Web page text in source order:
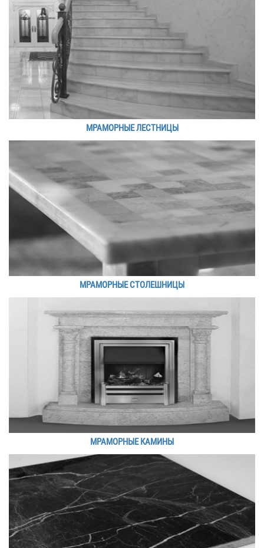
МРАМОРНЫЕ ЛЕСТНИЦЫ
МРАМОРНЫЕ СТОЛЕШНИЦЫ
МРАМОРНЫЕ КАМИНЫ